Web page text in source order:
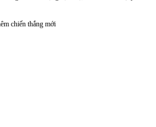
chiến thắng mới